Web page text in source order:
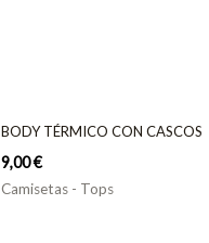
BODY TÉRMICO CON CASCOS
9,00€
Camisetas - Tops